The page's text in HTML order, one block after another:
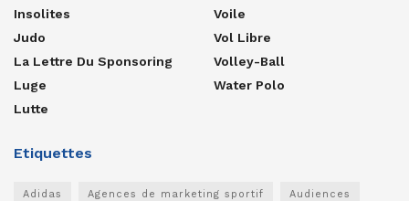
Insolites
Judo
La Lettre Du Sponsoring
Luge
Lutte
Voile
Vol Libre
Volley-Ball
Water Polo
Etiquettes
Adidas Agences de marketing sportif Audiences